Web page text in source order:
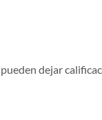
dejar